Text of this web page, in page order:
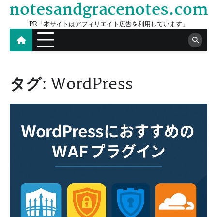
Skip
content
notesandgracenotes.com
PR「本サイトはアフィリエイト広告を利用しています」
タグ:WordPress